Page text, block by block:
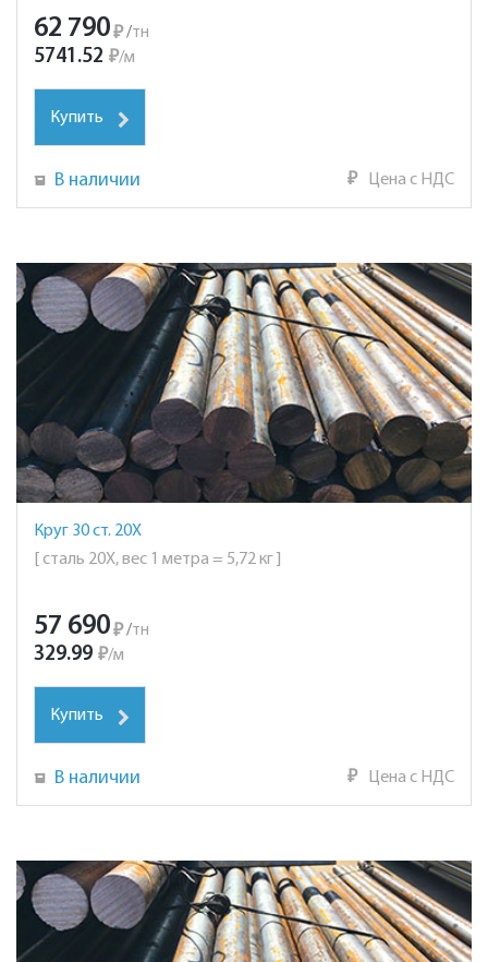
62 790₽ /тн
5741.52 ₽/м
Купить
В наличии ₽ Цена с НДС
Круг 30 ст. 20Х
[ сталь 20Х, вес 1 метра = 5,72 кг ]
57 690₽ /тн
329.99 ₽/м
Купить
В наличии ₽ Цена с НДС